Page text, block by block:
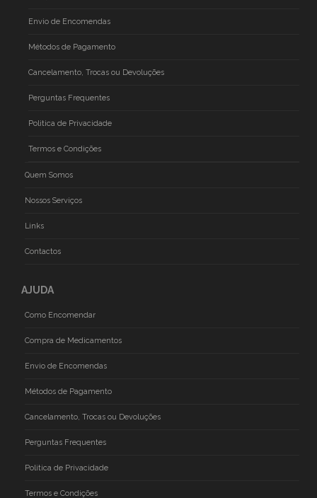
Envio de Encomendas
Métodos de Pagamento
Cancelamento, Trocas ou Devoluções
Perguntas Frequentes
Politica de Privacidade
Termos e Condições
Quem Somos
Nossos Serviços
Links
Contactos
AJUDA
Como Encomendar
Compra de Medicamentos
Envio de Encomendas
Métodos de Pagamento
Cancelamento, Trocas ou Devoluções
Perguntas Frequentes
Politica de Privacidade
Termos e Condições